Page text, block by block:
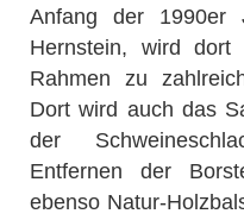
Anfang der 1990er
Hernstein, wird
Rahmen zu
Dort wird auch das
der
Entfernen der
ebenso Natur-